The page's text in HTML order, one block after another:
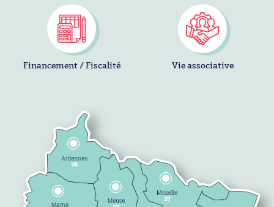
Financement / Fiscalité Vie associative